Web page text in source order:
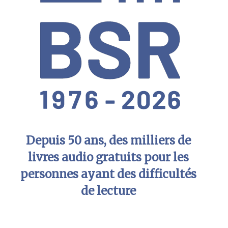
Depuis 50 ans, des milliers de
livres audio gratuits pour les
personnes ayant des difficultés
de lecture